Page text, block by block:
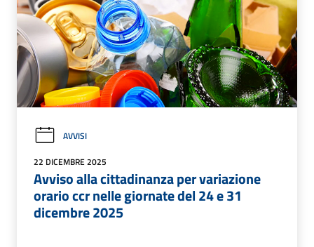
AVVISI
22 DICEMBRE 2025
Avviso alla cittadinanza per variazione
orario ccr nelle giornate del 24 e 31
dicembre 2025